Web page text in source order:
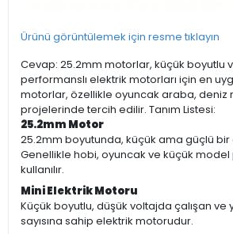
Ürünü görüntülemek için resme tıklayın
Cevap: 25.2mm motorlar, küçük boyutlu
performanslı elektrik motorları için en
motorlar, özellikle oyuncak araba, deniz
projelerinde tercih edilir. Tanım Listesi:
25.2mm Motor
25.2mm boyutunda, küçük ama güçlü
Genellikle hobi, oyuncak ve küçük
kullanılır.
Mini Elektrik Motoru
Küçük boyutlu, düşük voltajda çalışan ve
sayısına sahip elektrik motorudur.